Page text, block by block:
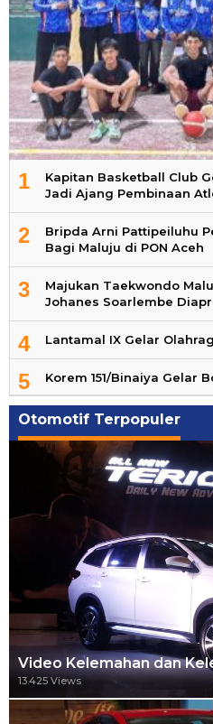
1
Kapitan Basketball Club
Jadi Ajang Pembinaan
2
Bripda Arni Pattipeiluhu
Bagi Maluju di PON Aceh
3
Majukan Taekwondo
Johanes Soarlembe
4 Lantamal IX Gelar
5 Korem 151/Binaiya Gelar
Otomotif Terpopuler
Video Kelemahan dan
13.425 Views